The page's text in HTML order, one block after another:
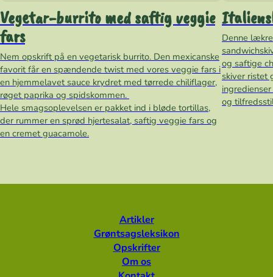
Vegetar-burrito med saftig veggie
fars
Nem opskrift på en vegetarisk burrito. Den mexicanske
favorit får en spændende twist med vores veggie fars i
en hjemmelavet sauce krydret med tørrede chiliflager,
røget paprika og spidskommen.
Hele smagsoplevelsen er pakket ind i bløde tortillas,
der rummer en sprød hjertesalat, saftig veggie fars og
en cremet guacamole.
Denne
og saftige
skiver ristet
og
Artikler
Grøntsagsleksikon
Opskrifter
Om os